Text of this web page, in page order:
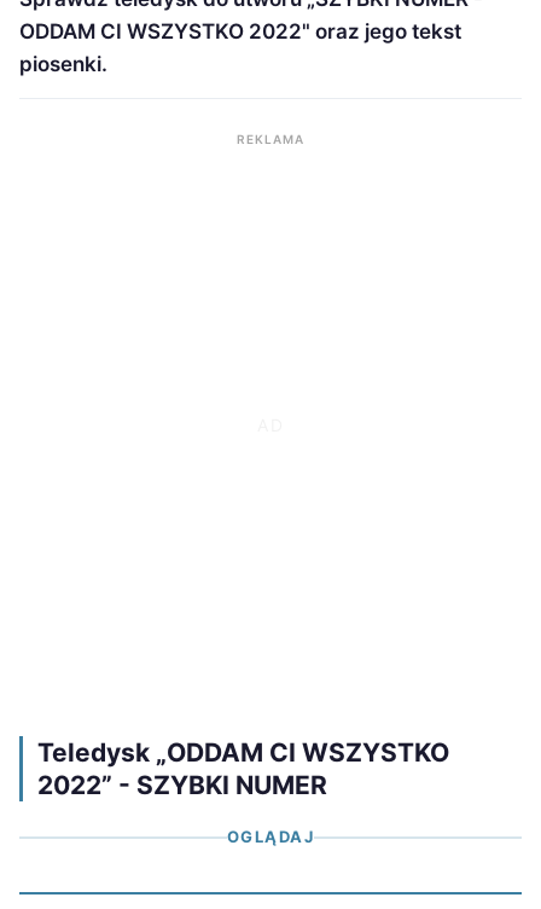
ODDAM CI WSZYSTKO 2022" oraz jego tekst
piosenki.
REKLAMA
Teledysk „ODDAM CI WSZYSTKO
2022” - SZYBKI NUMER
OGLĄDAJ